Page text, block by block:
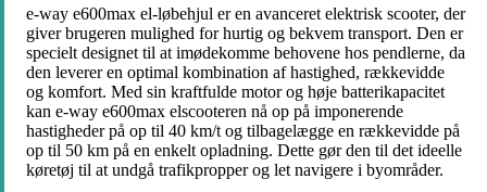
e-way e600max el-løbehjul er en avanceret elektrisk scooter, der
giver brugeren mulighed for hurtig og bekvem transport. Den er
specielt designet til at imødekomme behovene hos pendlerne, da
den leverer en optimal kombination af hastighed, rækkevidde
og komfort. Med sin kraftfulde motor og høje batterikapacitet
kan e-way e600max elscooteren nå op på imponerende
hastigheder på op til 40 km/t og tilbagelægge en rækkevidde på
op til 50 km på en enkelt opladning. Dette gør den til det ideelle
køretøj til at undgå trafikpropper og let navigere i byområder.